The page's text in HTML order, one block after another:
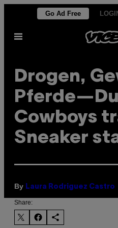
content
Go Ad Free
Open
Drogen,
Cowboys
Sneaker
By Laura Rodriguez Castro
Share: